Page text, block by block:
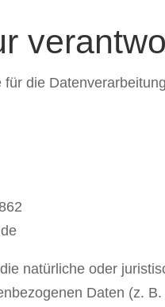
die
natürliche oder
Daten (z.